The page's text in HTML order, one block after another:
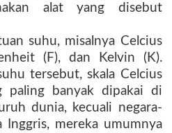
alat yang disebut
suhu, misalnya Celcius
(F), dan Kelvin (K).
tersebut, skala Celcius
paling banyak dipakai di
dunia, kecuali negara-
Inggris, mereka umumnya